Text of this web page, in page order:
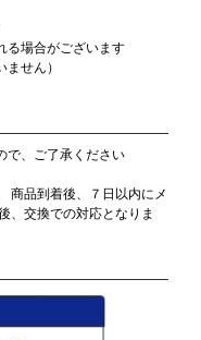
る場合がございます
せん）
で、ご了承ください
商品到着後、７日以内にメ
、交換での対応となりま